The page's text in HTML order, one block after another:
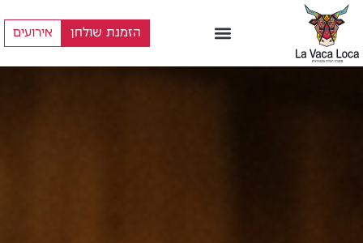
הזמנת שולחן אירועים